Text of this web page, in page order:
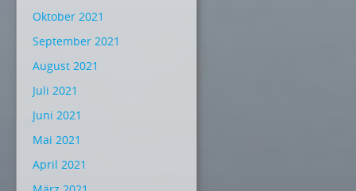
Oktober 2021
September 2021
August 2021
Juli 2021
Juni 2021
Mai 2021
April 2021